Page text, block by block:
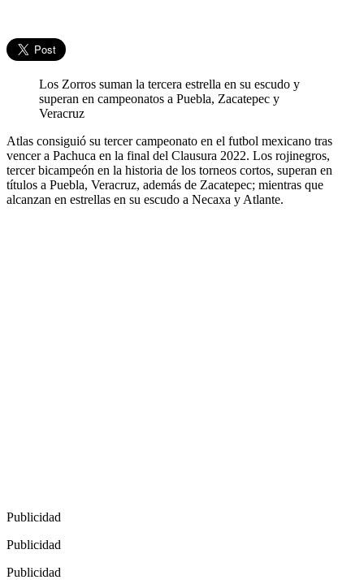
Los Zorros suman la tercera estrella en su escudo y
superan en campeonatos a Puebla, Zacatepec y
Veracruz
Atlas consiguió su tercer campeonato en el futbol mexicano tras
vencer a Pachuca en la final del Clausura 2022. Los rojinegros,
tercer bicampeón en la historia de los torneos cortos, superan en
títulos a Puebla, Veracruz, además de Zacatepec; mientras que
alcanzan en estrellas en su escudo a Necaxa y Atlante.
Publicidad
Publicidad
Publicidad